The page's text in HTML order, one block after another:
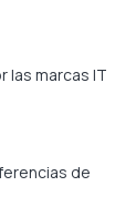
las marcas IT
de